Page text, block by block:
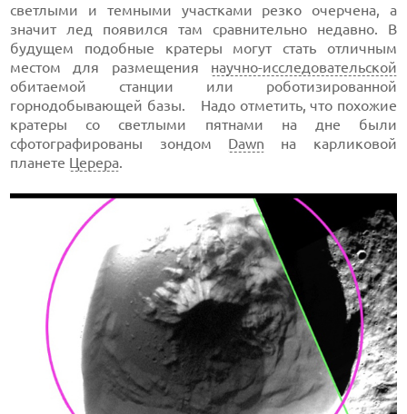
светлыми и темными участками резко очерчена, а
значит лед появился там сравнительно недавно. В
будущем подобные кратеры могут стать отличным
местом для размещения научно-исследовательской
обитаемой станции или роботизированной
горнодобывающей базы. Надо отметить, что похожие
кратеры со светлыми пятнами на дне были
сфотографированы зондом Dawn на карликовой
планете Церера.